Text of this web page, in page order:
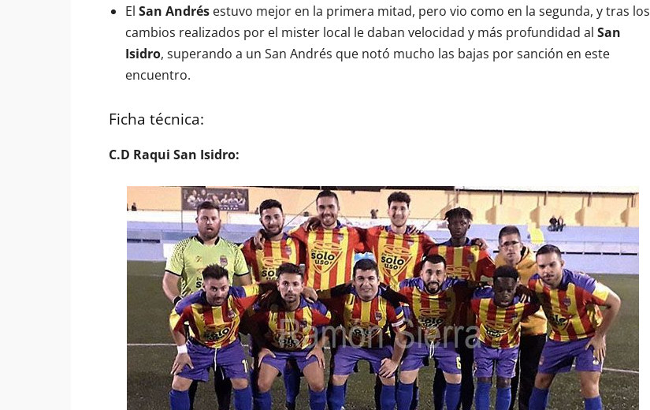
El San Andrés estuvo mejor en la primera mitad, pero vio como en la segunda, y tras los
cambios realizados por el mister local le daban velocidad y más profundidad al San
Isidro, superando a un San Andrés que notó mucho las bajas por sanción en este
encuentro.
Ficha técnica:
C.D Raqui San Isidro: